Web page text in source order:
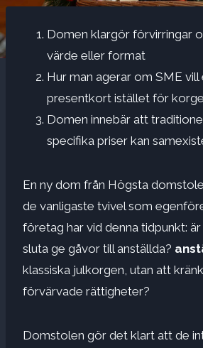
Domen klargör förvirringar
värde eller format
Hur man agerar om SME
presentkort istället för
Domen innebär att
specifika priser kan
En ny dom från Högsta
de vanligaste tvivel som
företag har vid denna tidpunkt:
sluta ge gåvor till anställda?
klassiska julkorgen, utan att
förvärvade rättigheter?
Domstolen gör det klart att de